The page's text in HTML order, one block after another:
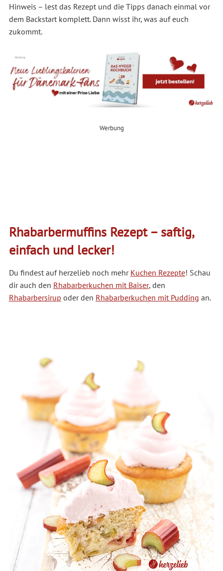
Hinweis – lest das Rezept und die Tipps danach einmal vor
dem Backstart komplett. Dann wisst ihr, was auf euch
zukommt.
Werbung
Rhabarbermuffins Rezept – saftig,
einfach und lecker!
Du findest auf herzelieb noch mehr Kuchen Rezepte! Schau
dir auch den Rhabarberkuchen mit Baiser, den
Rhabarbersirup oder den Rhabarberkuchen mit Pudding an.